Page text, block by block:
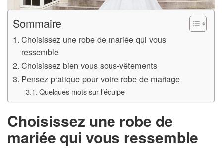
Sommaire
Choisissez une robe de mariée qui vous
ressemble
Choisissez bien vous sous-vêtements
Pensez pratique pour votre robe de mariage
Quelques mots sur l’équipe
Choisissez une robe de
mariée qui vous ressemble